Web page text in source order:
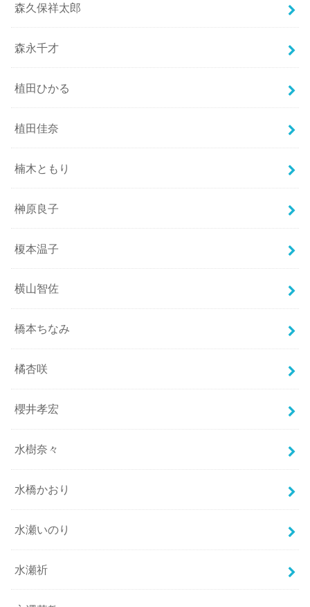
森久保祥太郎
森永千才
植田ひかる
植田佳奈
楠木ともり
榊原良子
榎本温子
横山智佐
橋本ちなみ
橘杏咲
櫻井孝宏
水樹奈々
水橋かおり
水瀬いのり
水瀬祈